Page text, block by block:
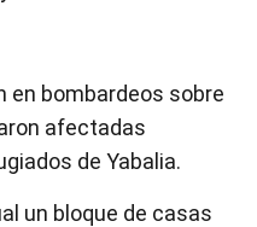
en bombardeos sobre
afectadas
de Yabalia.
un bloque de casas